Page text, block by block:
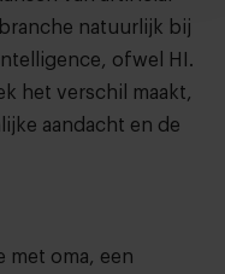
natuurlijk bij
ofwel HI.
het verschil maakt,
aandacht en de
met oma, een